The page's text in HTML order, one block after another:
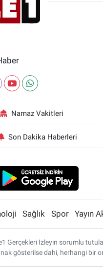
Namaz Vakitleri
Son Dakika Haberleri
Sağlık Spor Yayın
İzleyin sorumlu
gösterilse dahi, herhangi bir